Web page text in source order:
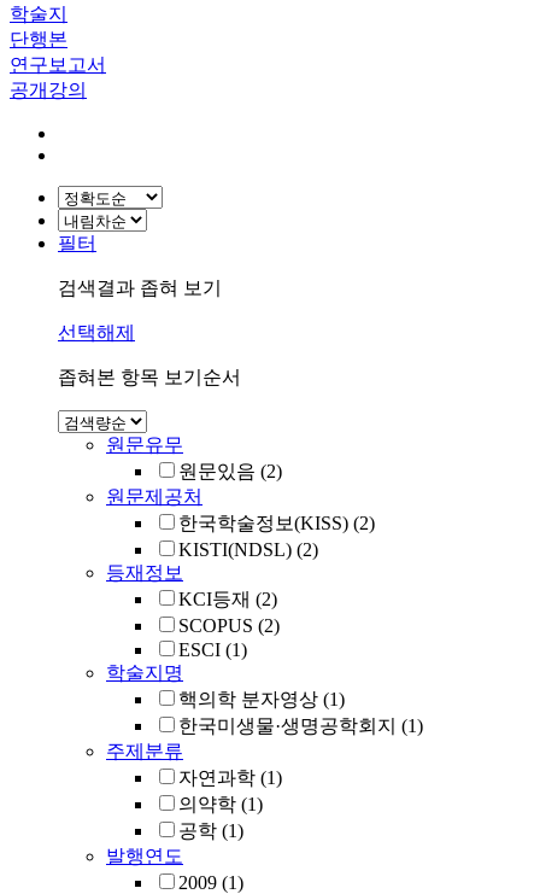
학술지
단행본
연구보고서
공개강의
필터
검색결과 좁혀 보기
선택해제
좁혀본 항목 보기순서
원문유무
원문있음 (2)
원문제공처
한국학술정보(KISS) (2)
KISTI(NDSL) (2)
등재정보
KCI등재 (2)
SCOPUS (2)
ESCI (1)
학술지명
핵의학 분자영상 (1)
한국미생물·생명공학회지 (1)
주제분류
자연과학 (1)
의약학 (1)
공학 (1)
발행연도
2009 (1)